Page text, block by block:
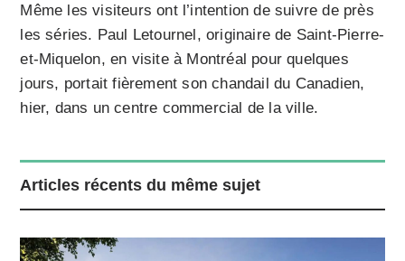
Même les visiteurs ont l’intention de suivre de près
les séries. Paul Letournel, originaire de Saint-Pierre-
et-Miquelon, en visite à Montréal pour quelques
jours, portait fièrement son chandail du Canadien,
hier, dans un centre commercial de la ville.
Articles récents du même sujet